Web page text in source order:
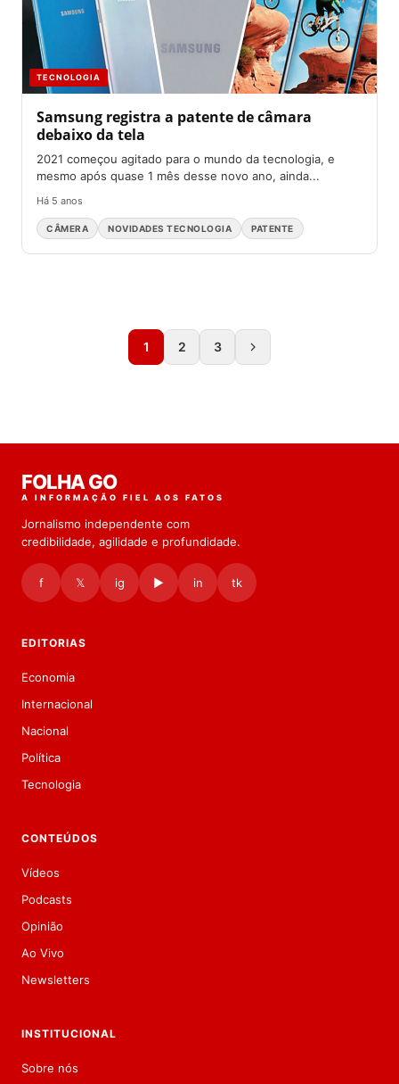
TECNOLOGIA
Samsung registra a patente de câmara
debaixo da tela
2021 começou agitado para o mundo da tecnologia, e
mesmo após quase 1 mês desse novo ano, ainda...
Há 5 anos
CÂMERA NOVIDADES TECNOLOGIA PATENTE
1 2 3
FOLHA GO
A INFORMAÇÃO FIEL AOS FATOS
Jornalismo independente com
credibilidade, agilidade e profundidade.
f 𝕏 ig ▶ in tk
EDITORIAS
Economia
Internacional
Nacional
Política
Tecnologia
CONTEÚDOS
Vídeos
Podcasts
Opinião
Ao Vivo
Newsletters
INSTITUCIONAL
Sobre nós